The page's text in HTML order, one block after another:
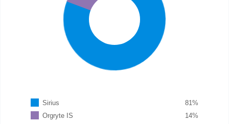
Sirius %
81
Orgryte IS
%
14